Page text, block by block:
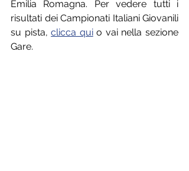
Emilia Romagna. Per vedere tutti i
risultati dei Campionati Italiani Giovanili
su pista, clicca qui o vai nella sezione
Gare.